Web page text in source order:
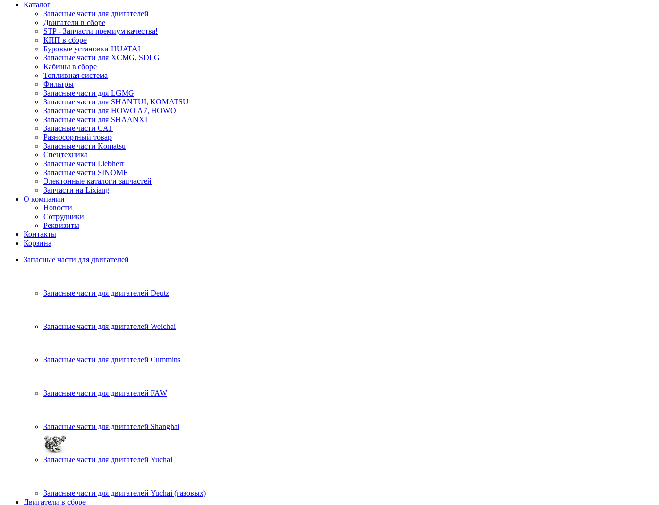
Каталог
Запасные части для двигателей
Двигатели в сборе
STP - Запчасти премиум качества!
КПП в сборе
Буровые установки HUATAI
Запасные части для XCMG, SDLG
Кабины в сборе
Топливная система
Фильтры
Запасные части для LGMG
Запасные части для SHANTUI, KOMATSU
Запасные части для HOWO A7, HOWO
Запасные части для SHAANXI
Запасные части CAT
Разносортный товар
Запасные части Komatsu
Спецтехника
Запасные части Liebherr
Запасные части SINOME
Электонные каталоги запчастей
Запчасти на Lixiang
О компании
Новости
Сотрудники
Реквизиты
Контакты
Корзина
Запасные части для двигателей
Запасные части для двигателей Deutz
Запасные части для двигателей Weichai
Запасные части для двигателей Cummins
Запасные части для двигателей FAW
Запасные части для двигателей Shanghai
Запасные части для двигателей Yuchai
Запасные части для двигателей Yuchai (газовых)
Двигатели в сборе